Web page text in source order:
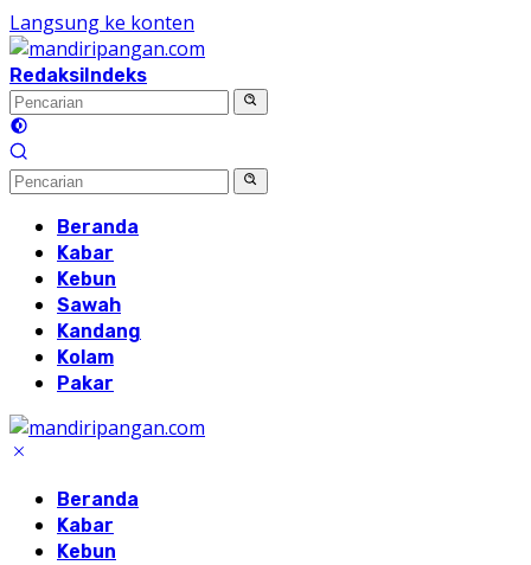
Langsung ke konten
RedaksiIndeks
Beranda
Kabar
Kebun
Sawah
Kandang
Kolam
Pakar
Beranda
Kabar
Kebun